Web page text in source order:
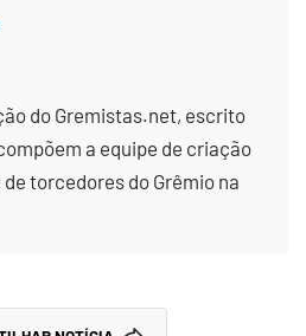
do Gremistas.net, escrito
a equipe de criação
torcedores do Grêmio na